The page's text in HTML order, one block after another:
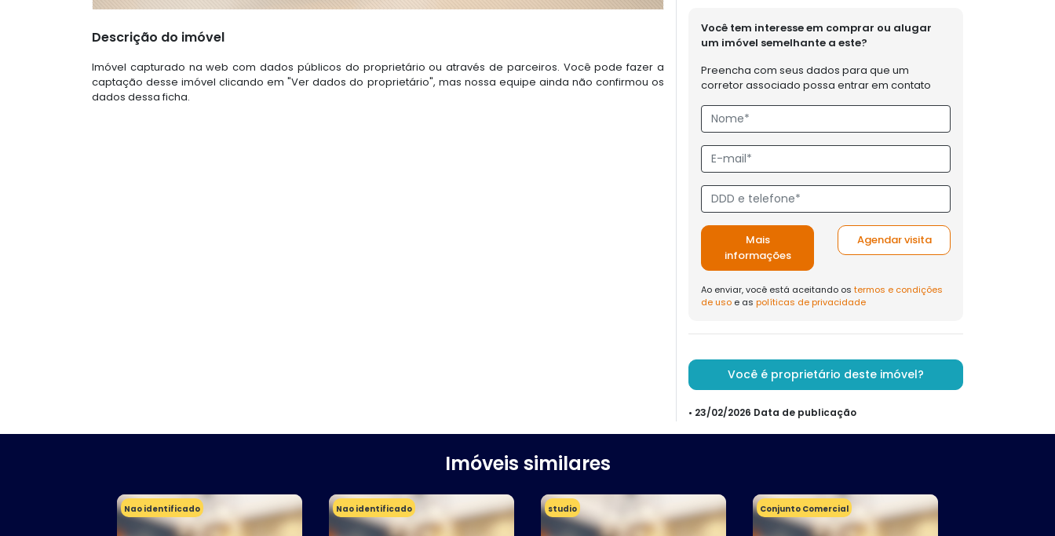
Descrição do imóvel
Imóvel capturado na web com dados públicos do proprietário ou através de parceiros. Você pode fazer a
captação desse imóvel clicando em "Ver dados do proprietário", mas nossa equipe ainda não confirmou os
dados dessa ficha.
Você tem interesse em comprar ou alugar
um imóvel semelhante a este?
Preencha com seus dados para que um
corretor associado possa entrar em contato
Mais
informações
Agendar visita
Ao enviar, você está aceitando os termos e condições
de uso e as políticas de privacidade
Você é proprietário deste imóvel?
• 23/02/2026 Data de publicação
Imóveis similares
Nao identificado Nao identificado studio Conjunto Comercial